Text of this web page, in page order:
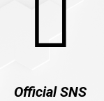
Official SNS